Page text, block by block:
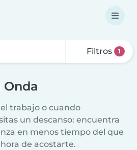
Filtros 1
Onda
trabajo o cuando
un descanso: encuentra
en menos tiempo del que
de acostarte.